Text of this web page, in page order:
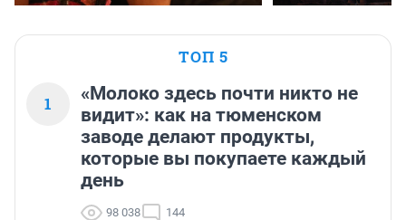
ТОП 5
1
«Молоко здесь почти никто не
видит»: как на тюменском
заводе делают продукты,
которые вы покупаете каждый
день
98 038 144